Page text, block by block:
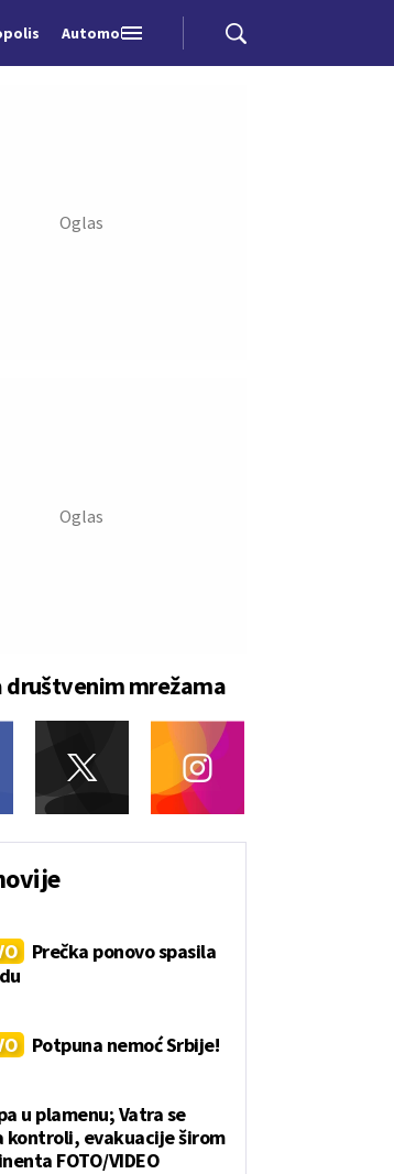
Automobili
društvenim mrežama
Prečka ponovo spasila
Potpuna nemoć Srbije!
u plamenu; Vatra se
kontroli, evakuacije širom
FOTO/VIDEO